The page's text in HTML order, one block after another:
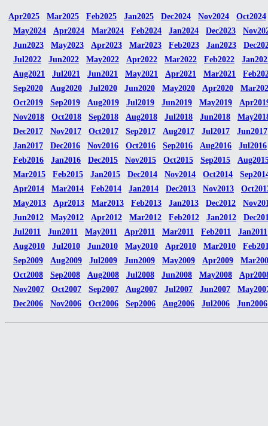
Apr2025 Mar2025 Feb2025 Jan2025 Dec2024 Nov2024
Oct2024
May2024
Apr2024 Mar2024 Feb2024 Jan2024 Dec2023
Jun2023
May2023 Apr2023 Mar2023 Feb2023 Jan2023
Jul2022
Jun2022 May2022 Apr2022 Mar2022 Feb2022
Aug2021
Jul2021 Jun2021 May2021 Apr2021 Mar2021
Sep2020
Aug2020 Jul2020 Jun2020 May2020 Apr2020
Oct2019
Sep2019 Aug2019 Jul2019 Jun2019 May2019
Nov2018
Oct2018 Sep2018 Aug2018 Jul2018 Jun2018
Dec2017
Nov2017 Oct2017 Sep2017 Aug2017 Jul2017
Jun2017
Jan2017
Dec2016 Nov2016 Oct2016 Sep2016 Aug2016
Jul2016
Feb2016
Jan2016 Dec2015 Nov2015 Oct2015 Sep2015
Mar2015
Feb2015 Jan2015 Dec2014 Nov2014 Oct2014
Apr2014
Mar2014 Feb2014 Jan2014 Dec2013 Nov2013
May2013
Apr2013 Mar2013 Feb2013 Jan2013 Dec2012
Jun2012
May2012 Apr2012 Mar2012 Feb2012 Jan2012
Jul2011
Jun2011 May2011 Apr2011 Mar2011 Feb2011
Jan2011
Aug2010
Jul2010 Jun2010 May2010 Apr2010 Mar2010
Sep2009
Aug2009 Jul2009 Jun2009 May2009 Apr2009
Oct2008
Sep2008 Aug2008 Jul2008 Jun2008 May2008
Nov2007
Oct2007 Sep2007 Aug2007 Jul2007 Jun2007
Dec2006
Nov2006 Oct2006 Sep2006 Aug2006 Jul2006 Jun2006